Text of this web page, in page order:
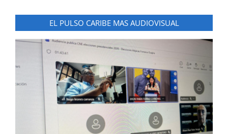
EL PULSO CARIBE MAS AUDIOVISUAL